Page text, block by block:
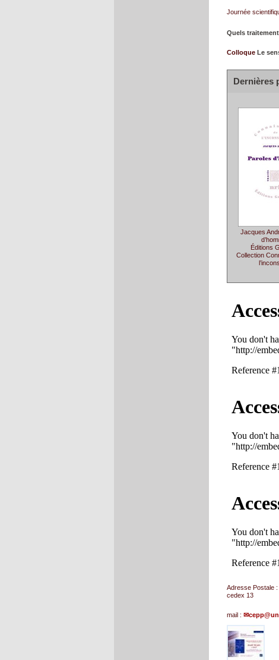
Journée
Quels
Colloque Le
Dernières
Jacques
Éditions
Collection
Adresse Postale
cedex 13
mail : cepp@